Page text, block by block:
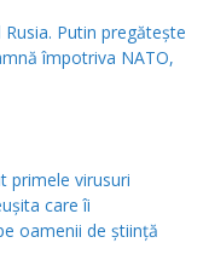
Putin pregăteşte
împotriva NATO,
primele virusuri
care îi
oamenii de știință